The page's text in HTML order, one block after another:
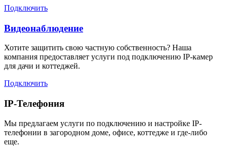
Подключить
Видеонаблюдение
Хотите защитить свою частную собственность? Наша
компания предоставляет услуги под подключению IP-камер
для дачи и коттеджей.
Подключить
IP-Телефония
Мы предлагаем услуги по подключению и настройке IP-
телефонии в загородном доме, офисе, коттедже и где-либо
еще.